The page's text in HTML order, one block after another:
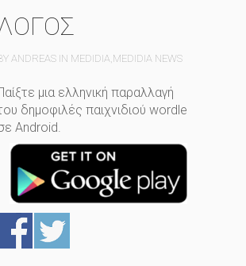
ANDREAS IN MEDIDIA,MEDIDIA NEWS
μια ελληνική παραλλαγή
δημοφιλές παιχνιδιού wordle
Android.